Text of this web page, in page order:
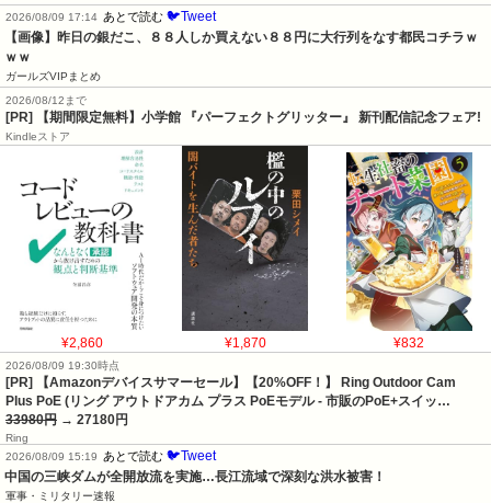
2026/08/09 17:14 あとで読む 🐦Tweet
【画像】昨日の銀だこ、８８人しか買えない８８円に大行列をなす都民コチラｗ
ｗｗ
ガールズVIPまとめ
2026/08/12まで
[PR] 【期間限定無料】小学館 『パーフェクトグリッター』 新刊配信記念フェア!
Kindleストア
¥2,860 ¥1,870 ¥832
2026/08/09 19:30時点
[PR] 【Amazonデバイスサマーセール】【20%OFF！】 Ring Outdoor Cam
Plus PoE (リング アウトドアカム プラス PoEモデル - 市販のPoE+スイッ…
33980円 → 27180円
Ring
2026/08/09 15:19
あとで読む 🐦Tweet
中国の三峡ダムが全開放流を実施…長江流域で深刻な洪水被害！
軍事・ミリタリー速報